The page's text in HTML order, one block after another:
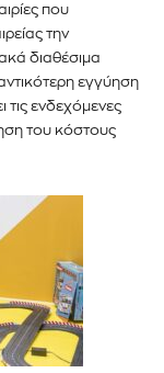
που
την
διαθέσιμα
εγγύηση
τις ενδεχόμενες
του κόστους